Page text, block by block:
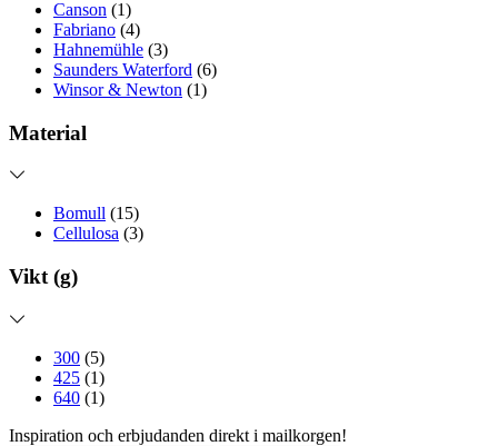
Canson (1)
Fabriano (4)
Hahnemühle (3)
Saunders Waterford (6)
Winsor & Newton (1)
Material
Bomull (15)
Cellulosa (3)
Vikt (g)
300 (5)
425 (1)
640 (1)
Inspiration och erbjudanden direkt i mailkorgen!